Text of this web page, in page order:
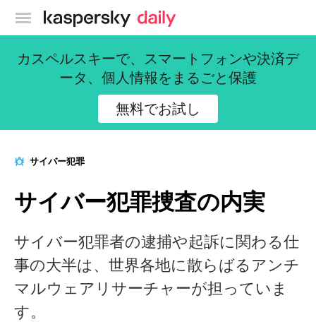
カスペルスキー公式ブログ
カスペルスキーで、スマートフォンや決済デ
ータ、個人情報をまるごと保護
無料でお試し
サイバー犯罪
サイバー犯罪捜査の内実
サイバー犯罪者の逮捕や起訴に関わる仕
事の大半は、世界各地に散らばるアンチ
マルウェアリサーチャーが担っていま
す。